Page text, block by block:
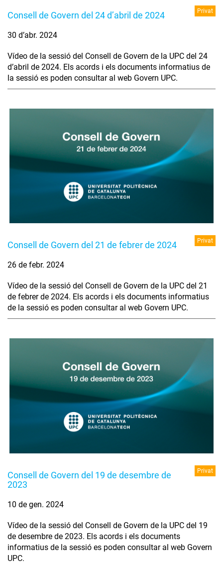
Consell de Govern del 24 d’abril de 2024 Privat
30 d’abr. 2024
Vídeo de la sessió del Consell de Govern de la UPC del 24
d’abril de 2024. Els acords i els documents informatius de
la sessió es poden consultar al web Govern UPC.
Consell de Govern del 21 de febrer de 2024 Privat
26 de febr. 2024
Vídeo de la sessió del Consell de Govern de la UPC del 21
de febrer de 2024. Els acords i els documents informatius
de la sessió es poden consultar al web Govern UPC.
Consell de Govern del 19 de desembre de
2023
Privat
10 de gen. 2024
Vídeo de la sessió del Consell de Govern de la UPC del 19
de desembre de 2023. Els acords i els documents
informatius de la sessió es poden consultar al web Govern
UPC.